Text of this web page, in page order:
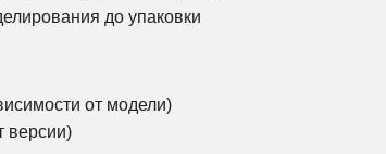
до упаковки
от модели)
версии)